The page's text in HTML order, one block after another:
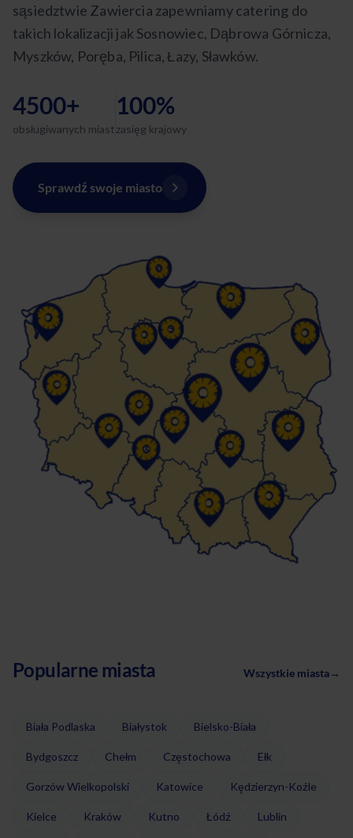
sąsiedztwie Zawiercia zapewniamy catering do
takich lokalizacji jak Sosnowiec, Dąbrowa Górnicza,
Myszków, Poręba, Pilica, Łazy, Sławków.
4500+
obsługiwanych miast
100%
zasięg krajowy
Sprawdź swoje miasto
Popularne miasta Wszystkie miasta→
Biała Podlaska Białystok Bielsko-Biała
Bydgoszcz Chełm Częstochowa Ełk
Gorzów Wielkopolski Katowice Kędzierzyn-Koźle
Kielce Kraków Kutno Łódź Lublin